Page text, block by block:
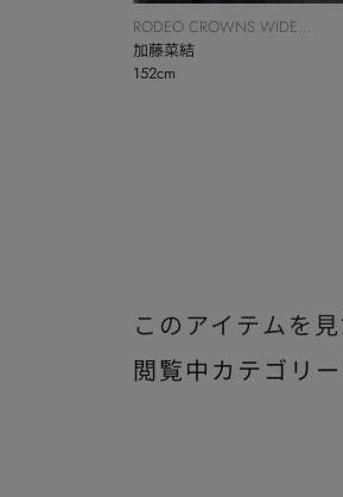
RODEO CROWNS WIDE
BOWL
加藤菜結
152cm
このアイテムを
閲覧中カテゴリ